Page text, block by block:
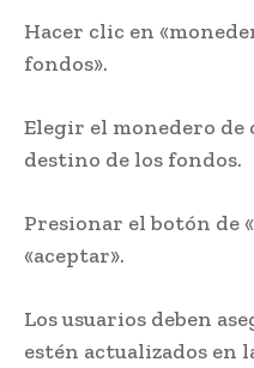
Hacer clic en
fondos».
Elegir el monedero
destino de los fondos.
Presionar el botón de
«aceptar».
Los usuarios deben
estén actualizados en